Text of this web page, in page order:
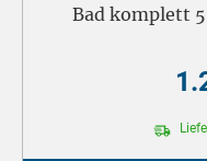
Bad komplett